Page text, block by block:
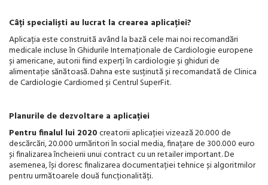
Câți specialiști au lucrat la crearea aplicației?
Aplicația este construită având la bază cele mai noi recomandări
medicale incluse în Ghidurile Internaționale de Cardiologie europene
și americane, autorii fiind experți în cardiologie și ghiduri de
alimentație sănătoasă. Dahna este susținută și recomandată de Clinica
de Cardiologie Cardiomed și Centrul SuperFit.
Planurile de dezvoltare a aplicației
Pentru finalul lui 2020creatorii aplicației vizează 20.000 de
descărcări, 20.000 urmăritori în social media, finațare de 300.000 euro
și finalizarea încheierii unui contract cu un retailer important. De
asemenea, își doresc finalizarea documentației tehnice și algoritmilor
pentru următoarele două funcționalități.